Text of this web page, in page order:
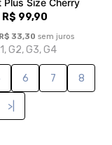
para estampas
que a
oferecemos uma
pela criatividade e
refletem sua
por nossa
que você tenha
é trazer mais cor e
a se expressar
Acreditamos